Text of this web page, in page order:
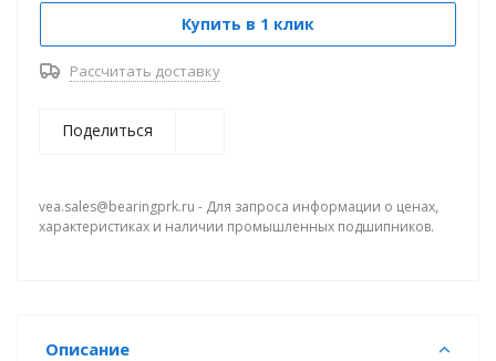
Купить в 1 клик
Рассчитать доставку
Поделиться
vea.sales@bearingprk.ru - Для запроса информации о ценах,
характеристиках и наличии промышленных подшипников.
Описание